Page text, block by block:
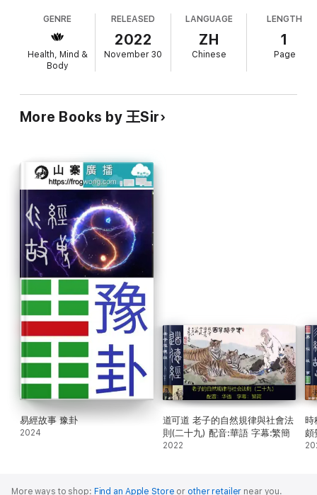
GENRE
Health, Mind &
Body
RELEASED
2022
November 30
LANGUAGE
ZH
Chinese
LENGTH
1
Page
More Books by 王Sir
易經故事 豫卦
2024
道可道 老子的自然規律與社會法
則(二十九) 配音:華語 字幕:繁簡
2022
時
頗
簡
More ways to shop: Find an Apple Store or other retailer near you.